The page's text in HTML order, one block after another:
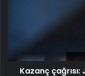
Kazanç